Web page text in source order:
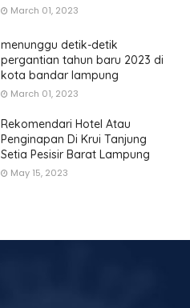
March 01, 2023
menunggu detik-detik
pergantian tahun baru 2023 di
kota bandar lampung
March 01, 2023
Rekomendari Hotel Atau
Penginapan Di Krui Tanjung
Setia Pesisir Barat Lampung
May 15, 2023